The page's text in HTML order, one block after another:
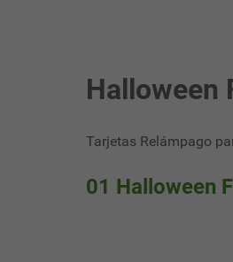
Halloween
Tarjetas Relámpago
01 Halloween